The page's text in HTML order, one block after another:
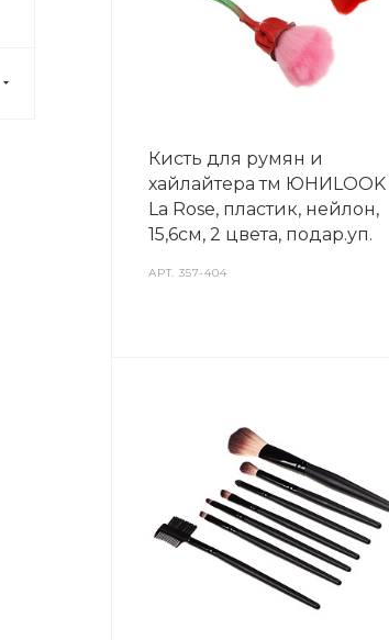
Кисть для румян и
хайлайтера тм ЮНИLOOK
La Rose, пластик, нейлон,
15,6см, 2 цвета, подар.уп.
АРТ.357-404